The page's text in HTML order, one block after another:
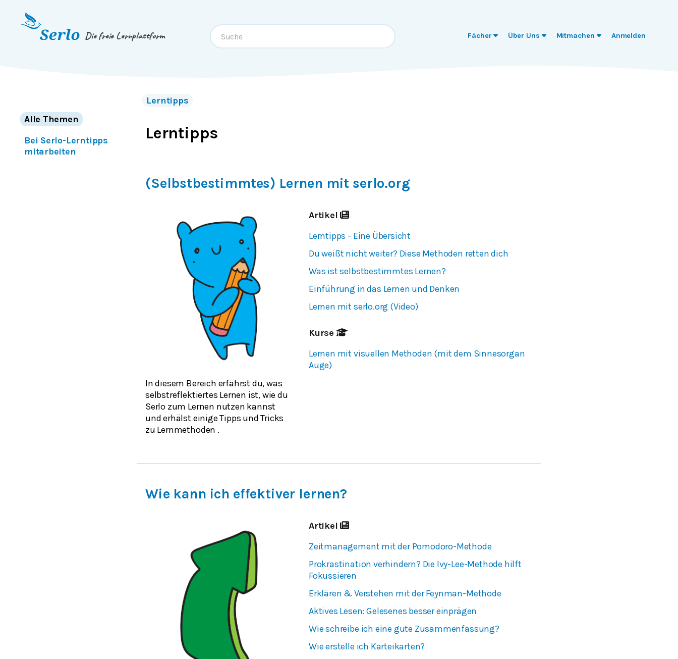
Springe zum
Die freie Lernplattform Fächer Über Uns Mitmachen Anmelden
Alle Themen
Bei Serlo-Lerntipps
mitarbeiten
Lerntipps
Lerntipps
(Selbstbestimmtes) Lernen mit serlo.org
In diesem Bereich erfährst du, was
selbstreflektiertes Lernen ist, wie du
Serlo zum Lernen nutzen kannst
und erhälst einige Tipps und Tricks
zu Lernmethoden .
Artikel
Lerntipps - Eine Übersicht
Du weißt nicht weiter? Diese Methoden retten dich
Was ist selbstbestimmtes Lernen?
Einführung in das Lernen und Denken
Lernen mit serlo.org (Video)
Kurse
Lernen mit visuellen Methoden (mit dem Sinnesorgan
Auge)
Wie kann ich effektiver lernen?
Artikel
Zeitmanagement mit der Pomodoro-Methode
Prokrastination verhindern? Die Ivy-Lee-Methode hilft
Fokussieren
Erklären & Verstehen mit der Feynman-Methode
Aktives Lesen: Gelesenes besser einprägen
Wie schreibe ich eine gute Zusammenfassung?
Wie erstelle ich Karteikarten?